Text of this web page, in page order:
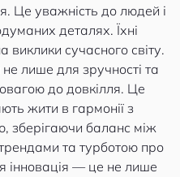
Це уважність до людей і
деталях. Їхні
сучасного світу.
лише для зручності та
до довкілля. Це
жити в гармонії з
зберігаючи баланс між
та турботою про
інновація — це не лише